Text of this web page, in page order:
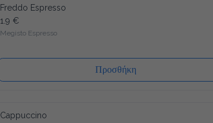
Freddo Espresso
1.9 €
Megisto Espresso
Προσθήκη
Cappuccino